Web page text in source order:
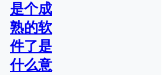
是个成
熟的软
件了是
什么意